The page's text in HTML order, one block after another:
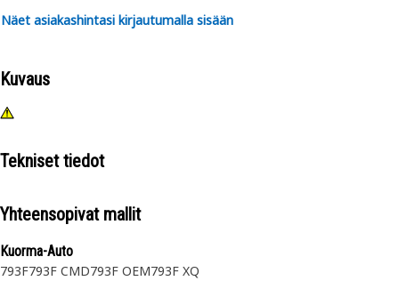
Näet asiakashintasi kirjautumalla sisään
Kuvaus
Tekniset tiedot
Yhteensopivat mallit
Kuorma-Auto
793F793F CMD793F OEM793F XQ